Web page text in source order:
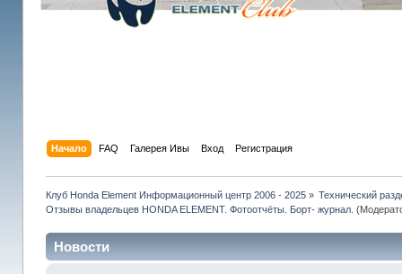
Начало FAQ Галерея Ивы Вход Регистрация
Клуб Honda Element Информационный центр 2006 - 2025» Технический
Отзывы владельцев HONDA ELEMENT. Фотоотчёты. Борт- журнал.
Новости